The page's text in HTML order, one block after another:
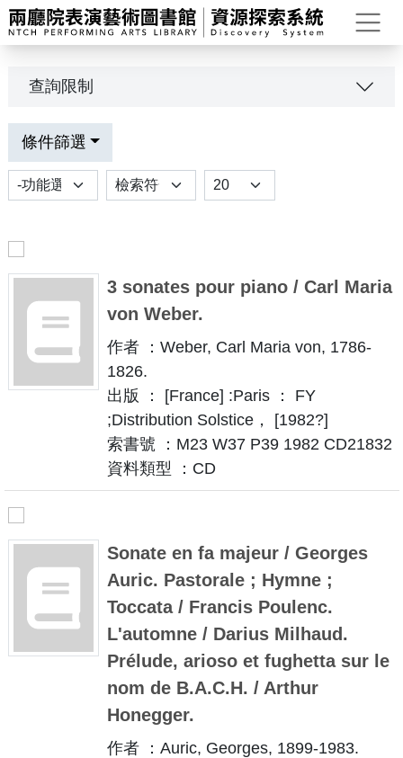
打
查詢限制
條件篩選
功能選項 排序 Results per page
3 sonates pour piano / Carl Maria
von Weber.
作者 ：Weber, Carl Maria von, 1786-
1826.
出版 ： [France] :Paris ： FY
;Distribution Solstice， [1982?]
索書號 ：M23 W37 P39 1982 CD21832
資料類型 ：CD
Sonate en fa majeur / Georges
Auric. Pastorale ; Hymne ;
Toccata / Francis Poulenc.
L'automne / Darius Milhaud.
Prélude, arioso et fughetta sur le
nom de B.A.C.H. / Arthur
Honegger.
作者 ：Auric, Georges, 1899-1983.